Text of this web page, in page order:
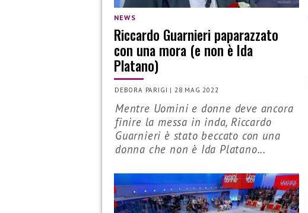
NEWS
Riccardo Guarnieri paparazzato
con una mora (e non è Ida
Platano)
DEBORA PARIGI | 28 MAG 2022
Mentre Uomini e donne deve ancora
finire la messa in inda, Riccardo
Guarnieri è stato beccato con una
donna che non è Ida Platano...